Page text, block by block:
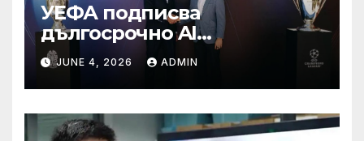
УЕФА подписва
дългосрочно AI
партньорство с Alibaba
JUNE 4, 2026 ADMIN